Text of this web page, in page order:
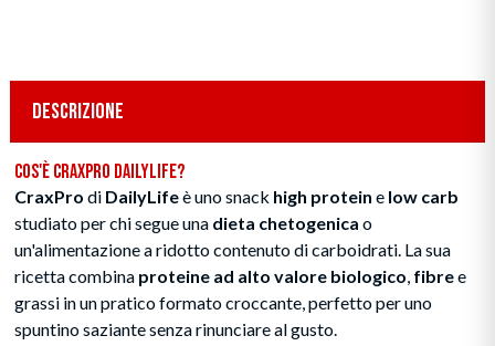
DESCRIZIONE
Cos'è CraxPro DailyLife?
CraxPro di DailyLifeè uno snack high protein e low carb
studiato per chi segue una dieta chetogenica o
un'alimentazione a ridotto contenuto di carboidrati. La sua
ricetta combina proteine ad alto valore biologico fibree
grassi in un pratico formato croccante, perfetto per uno
spuntino saziante senza rinunciare al gusto.